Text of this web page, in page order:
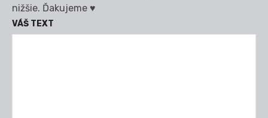
nižšie. Ďakujeme ♥
VÁŠ TEXT